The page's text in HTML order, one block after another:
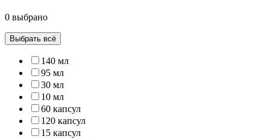
0 выбрано
Выбрать всё
140 мл
95 мл
30 мл
10 мл
60 капсул
120 капсул
15 капсул